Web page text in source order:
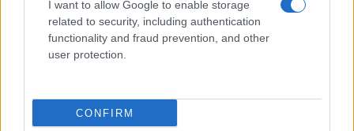
I want to allow Google to enable storage
related to security, including authentication
functionality and fraud prevention, and other
user protection.
CONFIRM